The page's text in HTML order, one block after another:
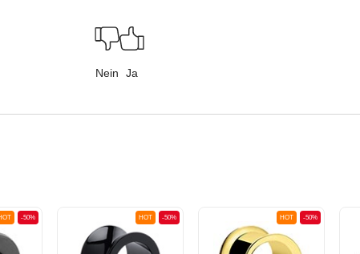
Nein Ja
-50% -50%
HOT -50%
HOT